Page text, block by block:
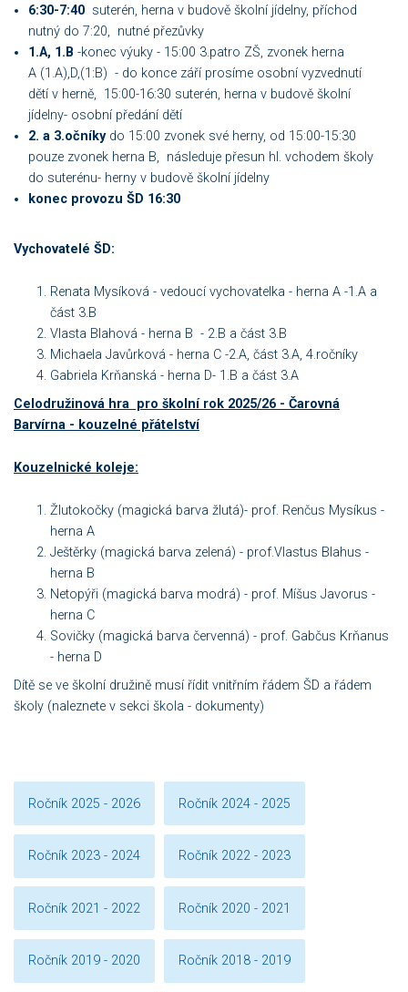
6:30-7:40 suterén, herna v budově školní jídelny, příchod
nutný do 7:20, nutné přezůvky
1.A, 1.B -konec výuky - 15:00 3.patro ZŠ, zvonek herna
A (1.A),D,(1:B) - do konce září prosíme osobní vyzvednutí
dětí v herně, 15:00-16:30 suterén, herna v budově školní
jídelny- osobní předání dětí
2. a 3.očníky do 15:00 zvonek své herny, od 15:00-15:30
pouze zvonek herna B, následuje přesun hl. vchodem školy
do suterénu- herny v budově školní jídelny
konec provozu ŠD 16:30
Vychovatelé ŠD:
Renata Mysíková - vedoucí vychovatelka - herna A -1.A a
část 3.B
Vlasta Blahová - herna B - 2.B a část 3.B
Michaela Javůrková - herna C -2.A, část 3.A, 4.ročníky
Gabriela Krňanská - herna D- 1.B a část 3.A
Celodružinová hra pro školní rok 2025/26 - Čarovná
Barvírna - kouzelné přátelství
Kouzelnické koleje:
Žlutokočky (magická barva žlutá)- prof. Renčus Mysíkus -
herna A
Ještěrky (magická barva zelená) - prof.Vlastus Blahus -
herna B
Netopýři (magická barva modrá) - prof. Míšus Javorus -
herna C
Sovičky (magická barva červenná) - prof. Gabčus Krňanus
- herna D
Dítě se ve školní družině musí řídit vnitřním řádem ŠD a řádem
školy (naleznete v sekci škola - dokumenty)
Ročník 2025 - 2026 Ročník 2024 - 2025
Ročník 2023 - 2024 Ročník 2022 - 2023
Ročník 2021 - 2022 Ročník 2020 - 2021
Ročník 2019 - 2020 Ročník 2018 - 2019